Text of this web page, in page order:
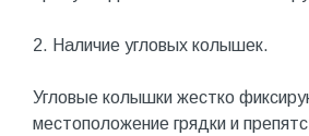
2. Наличие угловых колышек.
Угловые колышки жестко
местоположение грядки и